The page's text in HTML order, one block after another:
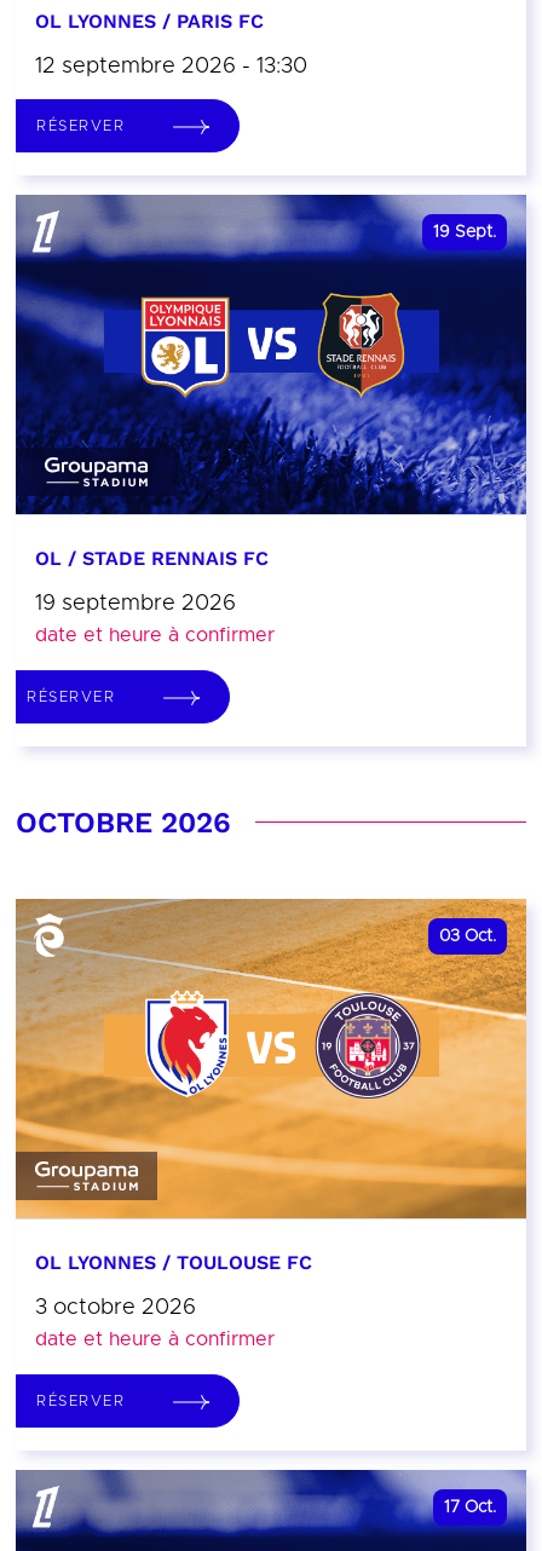
OL LYONNES / PARIS FC
12 septembre 2026 - 13:30
RÉSERVER
19 Sept.
OL / STADE RENNAIS FC
19 septembre 2026
date et heure à confirmer
RÉSERVER
OCTOBRE 2026
03 Oct.
OL LYONNES / TOULOUSE FC
3 octobre 2026
date et heure à confirmer
RÉSERVER
17 Oct.